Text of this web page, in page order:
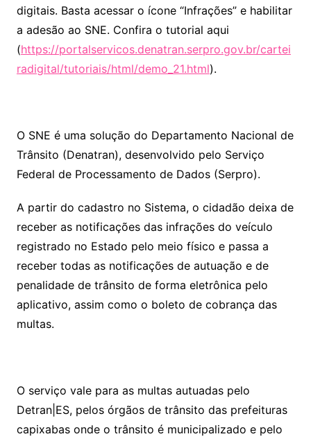
digitais. Basta acessar o ícone “Infrações” e habilitar
a adesão ao SNE. Confira o tutorial aqui
(https://portalservicos.denatran.serpro.gov.br/cartei
radigital/tutoriais/html/demo_21.html).
O SNE é uma solução do Departamento Nacional de
Trânsito (Denatran), desenvolvido pelo Serviço
Federal de Processamento de Dados (Serpro).
A partir do cadastro no Sistema, o cidadão deixa de
receber as notificações das infrações do veículo
registrado no Estado pelo meio físico e passa a
receber todas as notificações de autuação e de
penalidade de trânsito de forma eletrônica pelo
aplicativo, assim como o boleto de cobrança das
multas.
O serviço vale para as multas autuadas pelo
Detran|ES, pelos órgãos de trânsito das prefeituras
capixabas onde o trânsito é municipalizado e pelo